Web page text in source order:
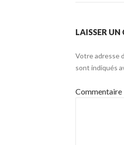
LAISSER
Votre adresse
sont indiqués
Commentaire